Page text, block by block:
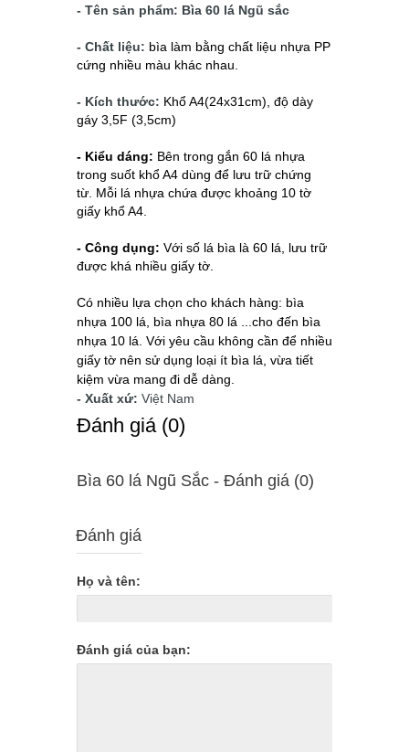
- Tên sản phẩm: Bìa 60 lá Ngũ sắc
- Chất liệu: bìa làm bằng chất liệu nhựa PP
cứng nhiều màu khác nhau.
- Kích thước: Khổ A4(24x31cm), độ dày
gáy 3,5F (3,5cm)
- Kiểu dáng: Bên trong gắn 60 lá nhựa
trong suốt khổ A4 dùng để lưu trữ chứng
từ. Mỗi lá nhựa chứa được khoảng 10 tờ
giấy khổ A4.
- Công dụng: Với số lá bìa là 60 lá, lưu trữ
được khá nhiều giấy tờ.
Có nhiều lựa chọn cho khách hàng: bìa
nhựa 100 lá, bìa nhựa 80 lá ...cho đến bìa
nhựa 10 lá. Với yêu cầu không cần để nhiều
giấy tờ nên sử dụng loại ít bìa lá, vừa tiết
kiệm vừa mang đi dễ dàng.
- Xuất xứ: Việt Nam
Ðánh giá (0)
Bìa 60 lá Ngũ Sắc - Ðánh giá (0)
Đánh giá
Họ và tên:
Đánh giá của bạn: